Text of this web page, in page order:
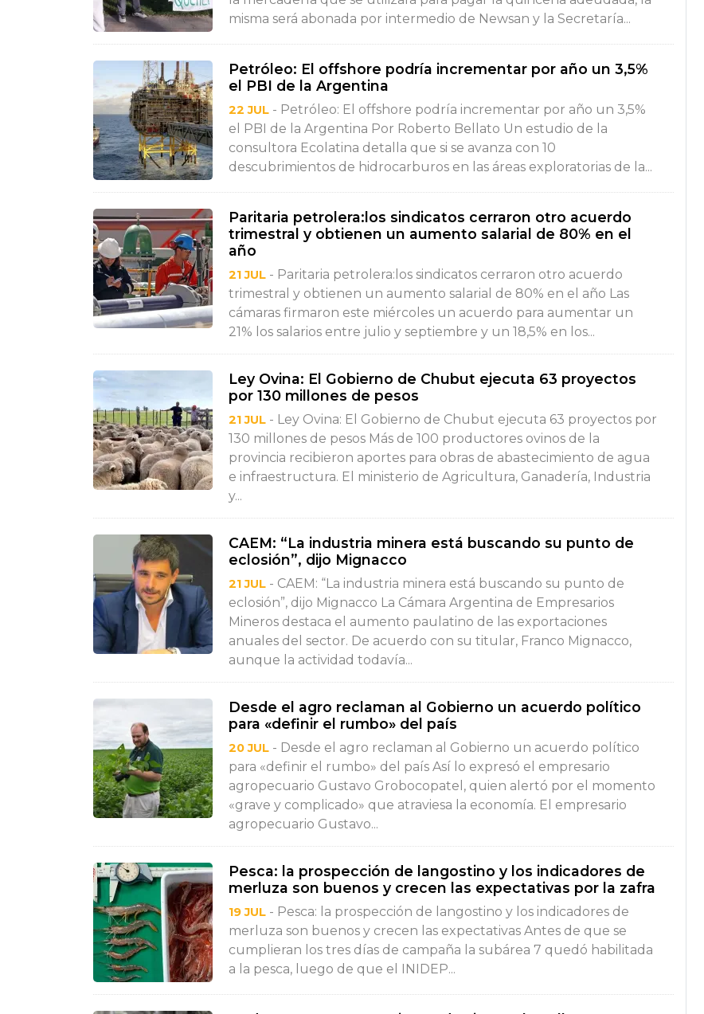
misma será abonada por intermedio de Newsan y la Secretaría...
Petróleo: El offshore podría incrementar por año un 3,5%
el PBI de la Argentina
22 JUL - Petróleo: El offshore podría incrementar por año un 3,5%
el PBI de la Argentina Por Roberto Bellato Un estudio de la
consultora Ecolatina detalla que si se avanza con 10
descubrimientos de hidrocarburos en las áreas exploratorias de la...
Paritaria petrolera:los sindicatos cerraron otro acuerdo
trimestral y obtienen un aumento salarial de 80% en el
año
21 JUL - Paritaria petrolera:los sindicatos cerraron otro acuerdo
trimestral y obtienen un aumento salarial de 80% en el año Las
cámaras firmaron este miércoles un acuerdo para aumentar un
21% los salarios entre julio y septiembre y un 18,5% en los...
Ley Ovina: El Gobierno de Chubut ejecuta 63 proyectos
por 130 millones de pesos
21 JUL - Ley Ovina: El Gobierno de Chubut ejecuta 63 proyectos por
130 millones de pesos Más de 100 productores ovinos de la
provincia recibieron aportes para obras de abastecimiento de agua
e infraestructura. El ministerio de Agricultura, Ganadería, Industria
y...
CAEM: “La industria minera está buscando su punto de
eclosión”, dijo Mignacco
21 JUL - CAEM: “La industria minera está buscando su punto de
eclosión”, dijo Mignacco La Cámara Argentina de Empresarios
Mineros destaca el aumento paulatino de las exportaciones
anuales del sector. De acuerdo con su titular, Franco Mignacco,
aunque la actividad todavía...
Desde el agro reclaman al Gobierno un acuerdo político
para «definir el rumbo» del país
20 JUL - Desde el agro reclaman al Gobierno un acuerdo político
para «definir el rumbo» del país Así lo expresó el empresario
agropecuario Gustavo Grobocopatel, quien alertó por el momento
«grave y complicado» que atraviesa la economía. El empresario
agropecuario Gustavo...
Pesca: la prospección de langostino y los indicadores de
merluza son buenos y crecen las expectativas por la zafra
19 JUL - Pesca: la prospección de langostino y los indicadores de
merluza son buenos y crecen las expectativas Antes de que se
cumplieran los tres días de campaña la subárea 7 quedó habilitada
a la pesca, luego de que el INIDEP...